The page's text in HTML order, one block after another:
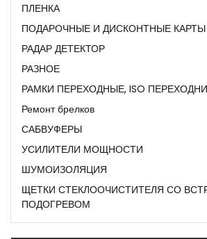
ПЛЕНКА
ПОДАРОЧНЫЕ И ДИСКОНТНЫЕ КАРТЫ
РАДАР ДЕТЕКТОР
РАЗНОЕ
РАМКИ ПЕРЕХОДНЫЕ, ISO
Ремонт брелков
САБВУФЕРЫ
УСИЛИТЕЛИ МОЩНОСТИ
ШУМОИЗОЛЯЦИЯ
ЩЕТКИ СТЕКЛООЧИСТИТЕЛЯ СО
ПОДОГРЕВОМ